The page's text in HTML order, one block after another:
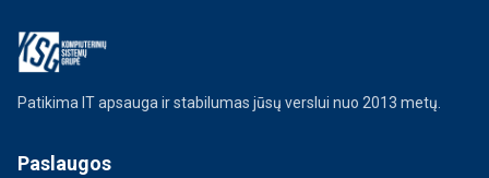
Patikima IT apsauga ir stabilumas jūsų verslui nuo 2013 metų.
Paslaugos